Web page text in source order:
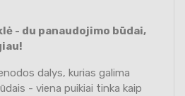
- du panaudojimo būdai,
dalys, kurias galima
- viena puikiai tinka kaip